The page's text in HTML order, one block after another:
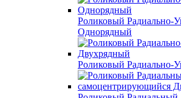
Роликовый Радиально-
Однорядный
Роликовый Радиально-